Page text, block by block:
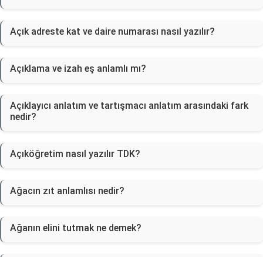
Açık adreste kat ve daire numarası nasıl yazılır?
Açıklama ve izah eş anlamlı mı?
Açıklayıcı anlatım ve tartışmacı anlatım arasındaki fark
nedir?
Açıköğretim nasıl yazılır TDK?
Ağacın zıt anlamlısı nedir?
Ağanın elini tutmak ne demek?